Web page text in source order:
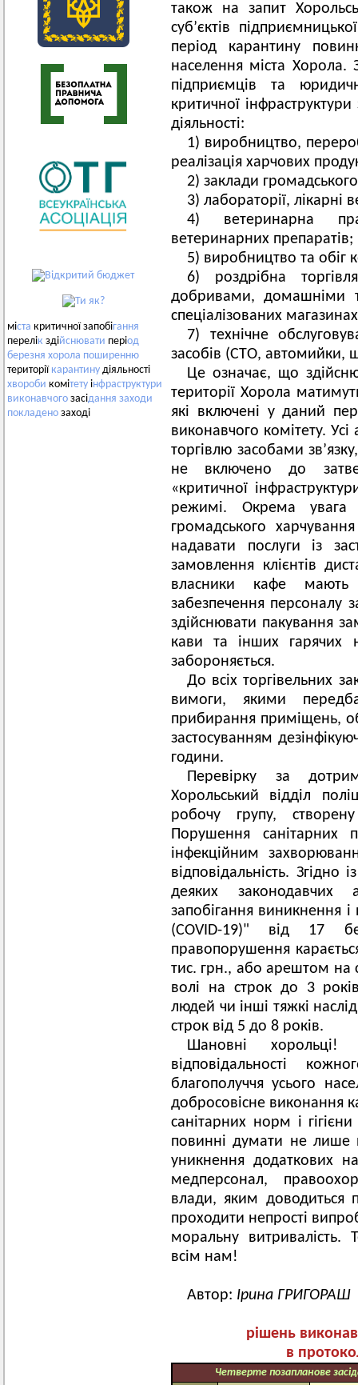
міста критичної запобігання
перелік здійснювати період
березня хорола поширенню
території карантину діяльності
хвороби комітету інфраструктури
виконавчого засідання заходи
покладено заході
також на запит
суб’єктів
період карантину
населення міста Хорола.
підприємців та
критичної
діяльності:
1) виробництво,
реалізація харчових
2) заклади
3) лабораторії,
4) ветеринарна
ветеринарних препаратів;
5) виробництво та обіг
6) роздрібна
добривами, домашніми
спеціалізованих
7) технічне
засобів (СТО, автомийки,
Це означає, що
території Хорола
які включені у даний
виконавчого комітету.
торгівлю засобами
не включено до
«критичної
режимі. Окрема увага
громадського
надавати послуги із
замовлення клієнтів
власники кафе
забезпечення персоналу
здійснювати пакування
кави та інших гарячих
забороняється.
До всіх торгівельних
вимоги, якими
прибирання приміщень,
застосуванням
години.
Перевірку за
Хорольський відділ
робочу групу,
Порушення санітарних
інфекційним
відповідальність.
деяких законодавчих
запобігання виникнення
(COVID-19)" від 17
правопорушення
тис. грн., або арештом на
волі на строк до 3
людей чи інші тяжкі
строк від 5 до 8 років.
Шановні хорольці!
відповідальності
благополуччя усього
добросовісне виконання
санітарних норм і
повинні думати не лише
уникнення додаткових
медперсонал,
влади, яким
проходити непрості
моральну витривалість.
всім нам!
Автор: Ірина ГРИГОРАШ
рішень
в
Четверте позапланове